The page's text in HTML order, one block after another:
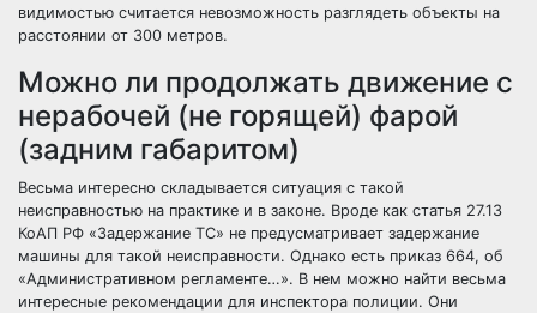
видимостью считается невозможность разглядеть объекты на
расстоянии от 300 метров.
Можно ли продолжать движение с
нерабочей (не горящей) фарой
(задним габаритом)
Весьма интересно складывается ситуация с такой
неисправностью на практике и в законе. Вроде как статья 27.13
КоАП РФ «Задержание ТС» не предусматривает задержание
машины для такой неисправности. Однако есть приказ 664, об
«Административном регламенте…». В нем можно найти весьма
интересные рекомендации для инспектора полиции. Они